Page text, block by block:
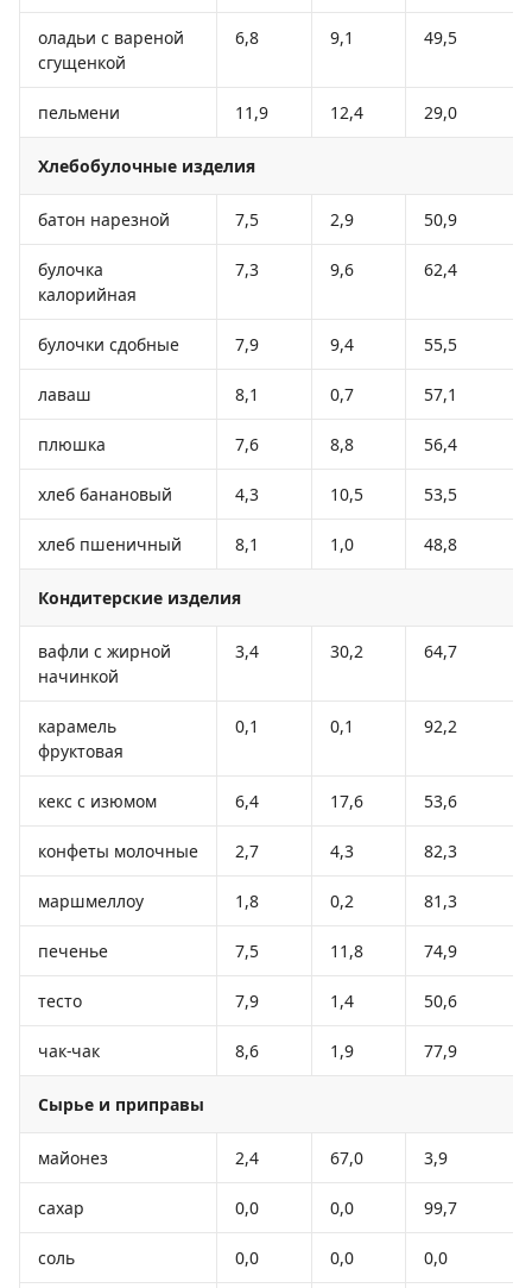
оладьи с вареной
сгущенкой
6,8 9,1 49,5
пельмени 11,9 12,4 29,0
Хлебобулочные изделия
батон нарезной 7,5 2,9 50,9
булочка
калорийная
7,3 9,6 62,4
булочки сдобные 7,9 9,4 55,5
лаваш 8,1 0,7 57,1
плюшка 7,6 8,8 56,4
хлеб банановый 4,3 10,5 53,5
хлеб пшеничный 8,1 1,0 48,8
Кондитерские изделия
вафли с жирной
начинкой
3,4 30,2 64,7
карамель
фруктовая
0,1 0,1 92,2
кекс с изюмом 6,4 17,6 53,6
конфеты молочные 2,7 4,3 82,3
маршмеллоу 1,8 0,2 81,3
печенье 7,5 11,8 74,9
тесто 7,9 1,4 50,6
чак-чак 8,6 1,9 77,9
Сырье и приправы
майонез 2,4 67,0 3,9
сахар 0,0 0,0 99,7
соль 0,0 0,0 0,0